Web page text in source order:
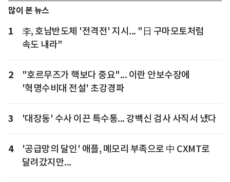
많이 본 뉴스
1
李, 호남반도체 '전격전' 지시... "日 구마모토처럼
속도 내라"
2
"호르무즈가 핵보다 중요"... 이란 안보수장에
'혁명수비대 전설' 초강경파
3 '대장동' 수사 이끈 특수통... 강백신 검사 사직서 냈다
4
'공급망의 달인' 애플, 메모리 부족으로 中 CXMT로
달려갔지만...